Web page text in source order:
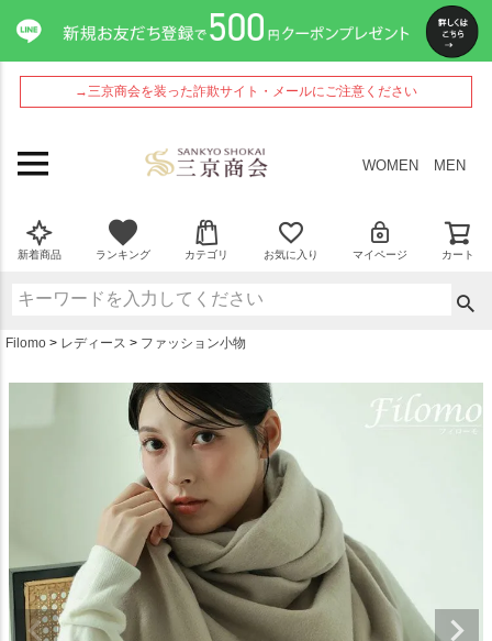
→三京商会を装った詐欺サイト・メールにご注意ください
WOMEN MEN
新着商品 ランキング カテゴリ お気に入り マイページ カート
Filomo レディース ファッション小物
ペー
ジト
ップ
へ